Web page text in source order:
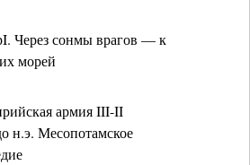
Через сонмы врагов — к
морей
армия III-II
н.э. Месопотамское